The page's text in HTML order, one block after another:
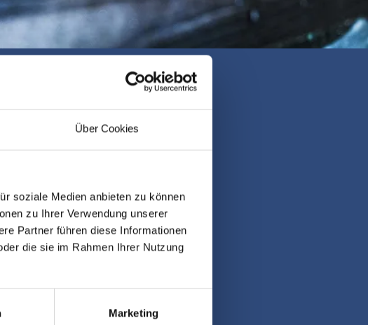
Über Cookies
soziale Medien anbieten zu können
zu Ihrer Verwendung unserer
Partner führen diese Informationen
die sie im Rahmen Ihrer Nutzung
Marketing
Akvariet ist das
und Öffnungszeiten findet ihr hier:
zum Aquarium Thyborøn